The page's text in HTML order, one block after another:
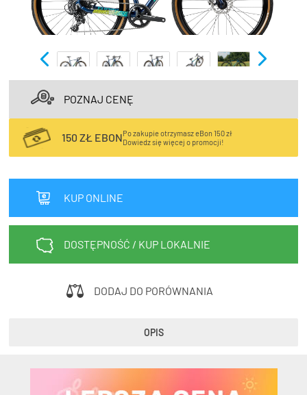
Kup bon podarunkowy
zakupy!
Sprawdź teraz >>>
Kup bon podarunkowy
WYPRZEDAŻ
OUTLET
NOWOŚCI
BONY
PROMOCJE
EN
POZNAJ CENĘ
150 ZŁ EBONPo zakupie otrzymasz eBon 150 zł
Dowiedz się więcej o promocji!
KUP ONLINE
DOSTĘPNOŚĆ / KUP LOKALNIE
DODAJ DO PORÓWNANIA
OPIS